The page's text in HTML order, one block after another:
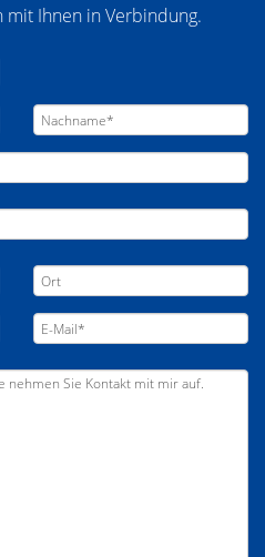
mit Ihnen in Verbindung.